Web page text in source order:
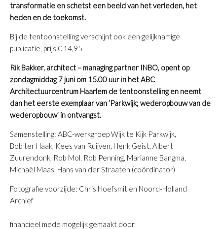
transformatie en schetst een beeld van het verleden, het
heden en de toekomst.
Bij de tentoonstelling verschijnt ook een gelijknamige
publicatie, prijs € 14,95
Rik Bakker, architect – managing partner INBO, opent op
zondagmiddag 7 juni om 15.00 uur in het ABC
Architectuurcentrum Haarlem de tentoonstelling en neemt
dan het eerste exemplaar van ‘Parkwijk; wederopbouw van de
wederopbouw’ in ontvangst.
Samenstelling: ABC-werkgroep Wijk te Kijk Parkwijk,
Bob ter Haak, Kees van Ruijven, Henk Geist, Albert
Zuurendonk, Rob Mol, Rob Penning, Marianne Bangma,
Michaël Maas, Hans van der Straaten (coördinator)
Fotografie voorzijde: Chris Hoefsmit en Noord-Holland
Archief
financieel mede mogelijk gemaakt door